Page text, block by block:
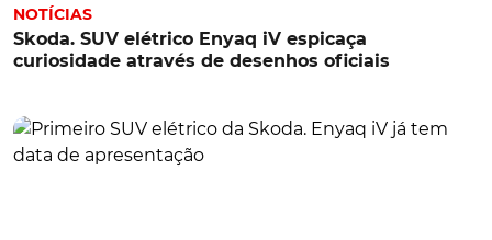
NOTÍCIAS
Skoda. SUV elétrico Enyaq iV espicaça
curiosidade através de desenhos oficiais